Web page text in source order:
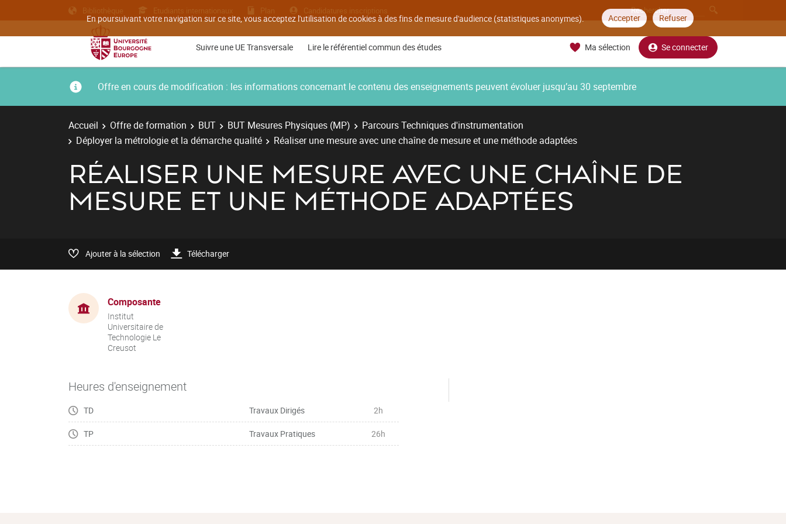
En poursuivant votre navigation sur ce site, vous acceptez l'utilisation de cookies à des fins de mesure d'audience (statistiques anonymes). Accepter Refuser
Bibliothèque Etudiants internationaux Plan Candidatures inscriptions
Suivre une UE Transversale Lire le référentiel commun des études Ma sélection Se connecter
Offre en cours de modification : les informations concernant le contenu des enseignements peuvent évoluer jusqu’au 30 septembre
Accueil Offre de formation BUT BUT Mesures Physiques (MP)
Parcours Techniques d'instrumentation
Déployer la métrologie et la démarche qualité
Réaliser une mesure avec une chaîne de mesure et une méthode adaptées
RÉALISER UNE MESURE AVEC UNE CHAÎNE DE
MESURE ET UNE MÉTHODE ADAPTÉES
Ajouter à la sélection Télécharger
Composante
Institut
Universitaire de
Technologie Le
Creusot
Heures d'enseignement
TD Travaux Dirigés 2h
TP Travaux Pratiques 26h